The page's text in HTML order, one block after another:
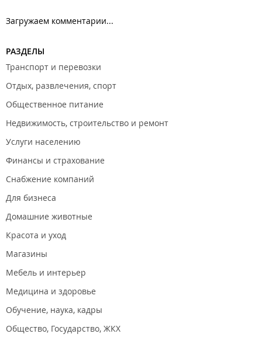
Загружаем комментарии...
РАЗДЕЛЫ
Транспорт и перевозки
Отдых, развлечения, спорт
Общественное питание
Недвижимость, строительство и ремонт
Услуги населению
Финансы и страхование
Снабжение компаний
Для бизнеса
Домашние животные
Красота и уход
Магазины
Мебель и интерьер
Медицина и здоровье
Обучение, наука, кадры
Общество, Государство, ЖКХ